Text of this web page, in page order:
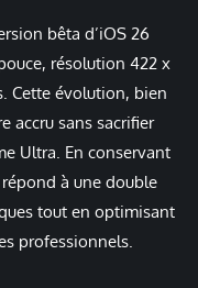
bêta d’iOS 26
résolution 422 x
Cette évolution, bien
accru sans sacrifier
Ultra. En conservant
à une double
tout en optimisant
professionnels.